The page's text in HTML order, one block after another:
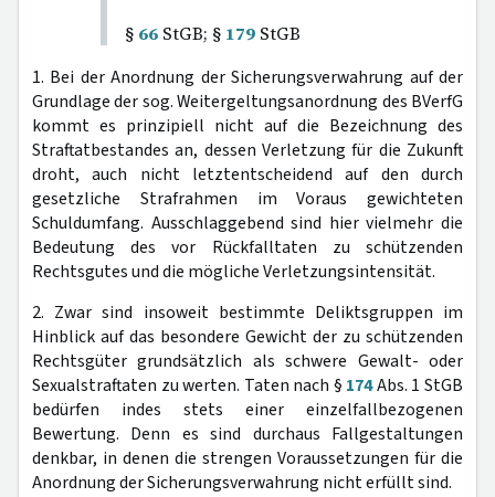
§ 66 StGB; § 179 StGB
1. Bei der Anordnung der Sicherungsverwahrung auf der
Grundlage der sog. Weitergeltungsanordnung des BVerfG
kommt es prinzipiell nicht auf die Bezeichnung des
Straftatbestandes an, dessen Verletzung für die Zukunft
droht, auch nicht letztentscheidend auf den durch
gesetzliche Strafrahmen im Voraus gewichteten
Schuldumfang. Ausschlaggebend sind hier vielmehr die
Bedeutung des vor Rückfalltaten zu schützenden
Rechtsgutes und die mögliche Verletzungsintensität.
2. Zwar sind insoweit bestimmte Deliktsgruppen im
Hinblick auf das besondere Gewicht der zu schützenden
Rechtsgüter grundsätzlich als schwere Gewalt- oder
Sexualstraftaten zu werten. Taten nach § 174Abs. 1 StGB
bedürfen indes stets einer einzelfallbezogenen
Bewertung. Denn es sind durchaus Fallgestaltungen
denkbar, in denen die strengen Voraussetzungen für die
Anordnung der Sicherungsverwahrung nicht erfüllt sind.